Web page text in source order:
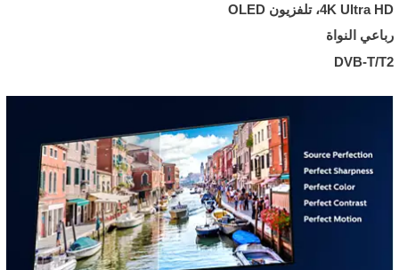
4K Ultra HD، تلفزيون OLED
رباعي النواة
DVB-T/T2